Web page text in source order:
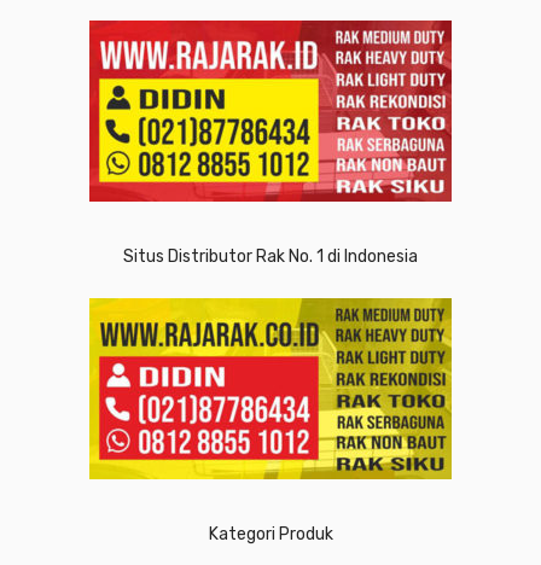
Situs Distributor Rak No. 1 di Indonesia
Kategori Produk